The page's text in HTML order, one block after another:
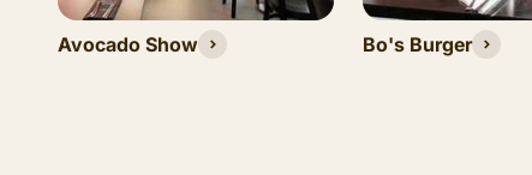
Avocado Show Bo's Burger